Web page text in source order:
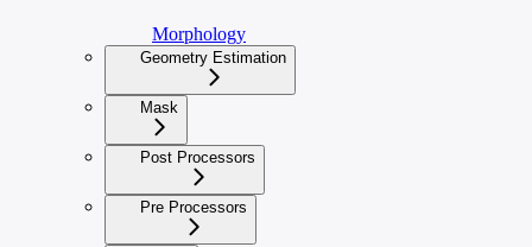
Morphology
Geometry Estimation
Mask
Post Processors
Pre Processors